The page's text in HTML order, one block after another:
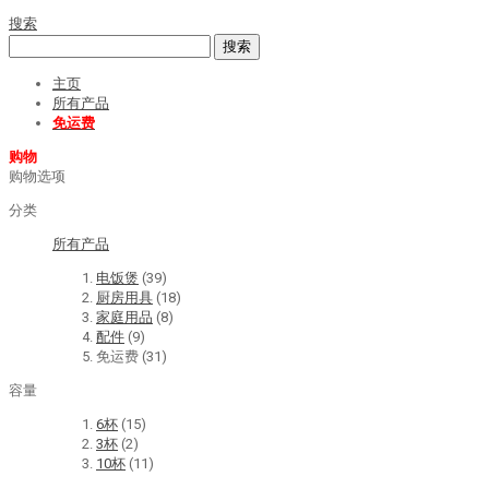
搜索
搜索
主页
所有产品
免运费
购物
购物选项
分类
所有产品
电饭煲 (39)
厨房用具 (18)
家庭用品 (8)
配件 (9)
免运费 (31)
容量
6杯 (15)
3杯 (2)
10杯 (11)